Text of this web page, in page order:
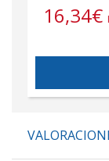
16,34€